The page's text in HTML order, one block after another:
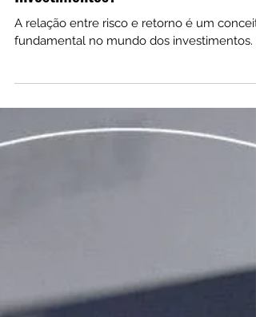
Investimentos?